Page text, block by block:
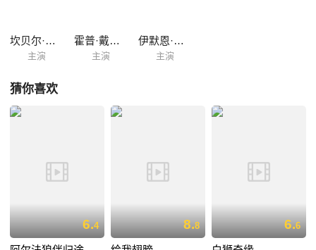
一部以动物与人为题材的电影，执导过《黑神驹》和《伴你高飞》的电影
导演拉罗尔·巴尔兰德再次执导该...
坎贝尔·斯科特
主演
霍普·戴维斯
主演
伊默恩·沃克
主演
猜你喜欢
6.4 8.8 6.6